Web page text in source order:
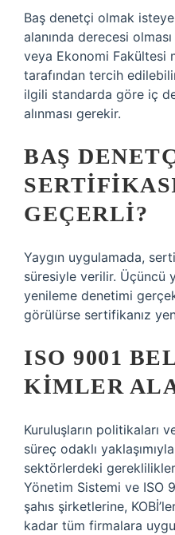
Baş denetçi olmak
alanında derecesi
veya Ekonomi Fakültesi
tarafından tercih
ilgili standarda göre iç
alınması gerekir.
BAŞ
GEÇERLI?
Yaygın uygulamada,
süresiyle verilir. Üçüncü
yenileme denetimi
görülürse sertifikanız
ISO 9001
KIMLER
Kuruluşların politikaları
süreç odaklı
sektörlerdeki
Yönetim Sistemi ve ISO
şahıs şirketlerine,
kadar tüm firmalara